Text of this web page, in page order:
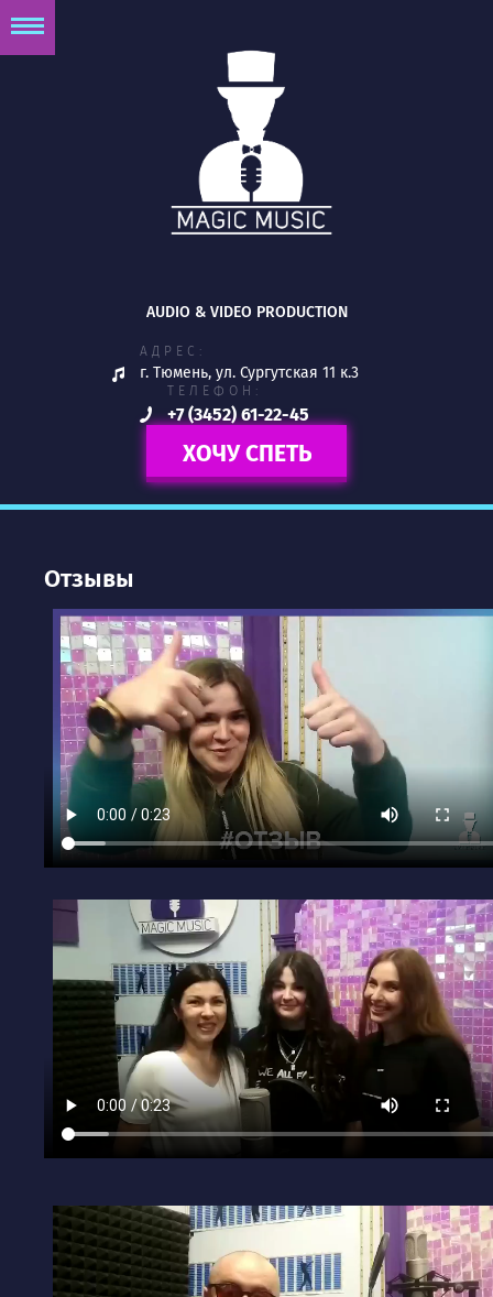
AUDIO & VIDEO PRODUCTION
АДРЕС:
г. Тюмень, ул. Сургутская 11 к.3
ТЕЛЕФОН:
+7 (3452) 61-22-45
ХОЧУ СПЕТЬ
Отзывы